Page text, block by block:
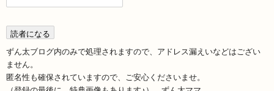
ずん太ブログ内のみで処理されますので、アドレス漏えいなどはござい
ません。
匿名性も確保されていますので、ご安心くださいませ。